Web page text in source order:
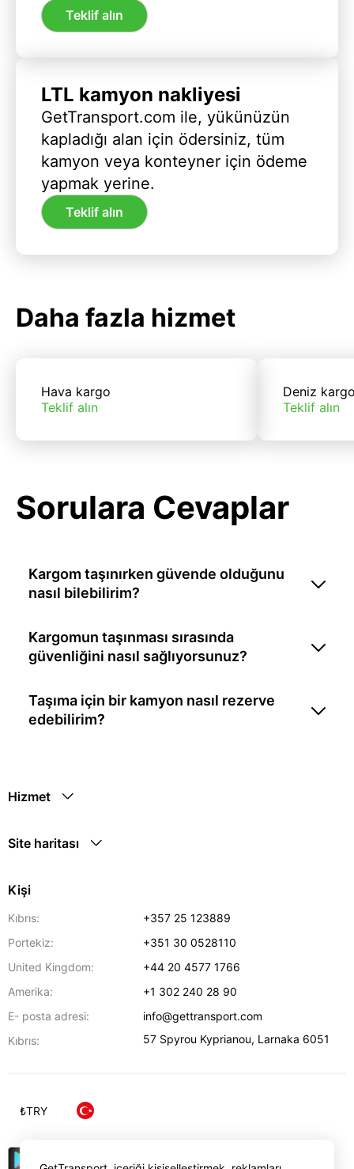
Teklif alın
LTL kamyon nakliyesi
GetTransport.com ile, yükünüzün
kapladığı alan için ödersiniz, tüm
kamyon veya konteyner için ödeme
yapmak yerine.
Teklif alın
Daha fazla hizmet
Hava kargo
Teklif alın
Deniz
Teklif alın
Sorulara Cevaplar
Kargom taşınırken güvende olduğunu
nasıl bilebilirim?
Kargomun taşınması sırasında
güvenliğini nasıl sağlıyorsunuz?
Taşıma için bir kamyon nasıl rezerve
edebilirim?
Hizmet
Site haritası
Kişi
Kıbrıs:
+357 25 123889
Portekiz:
+351 30 0528110
United Kingdom:
+44 20 4577 1766
Amerika:
+1 302 240 28 90
E- posta adresi:
info@gettransport.com
Kıbrıs:
57 Spyrou Kyprianou, Larnaka 6051
₺TRY